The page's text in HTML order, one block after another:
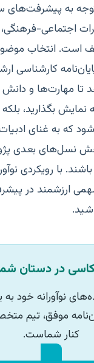
به پیشرفت‌های
اجتماعی-
است. انتخاب
کارشناسی
تا مهارت‌ها و دانش
بگذارید، بلکه
که به غنای
نسل‌های بعدی
با رویکردی
سهمی ارزشمند در
در دستان
نوآورانه خود
موفق، تیم
کنار شماست.